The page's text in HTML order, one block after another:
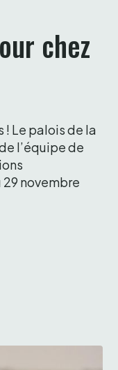
chez
! Le palois de la
l’équipe de
novembre